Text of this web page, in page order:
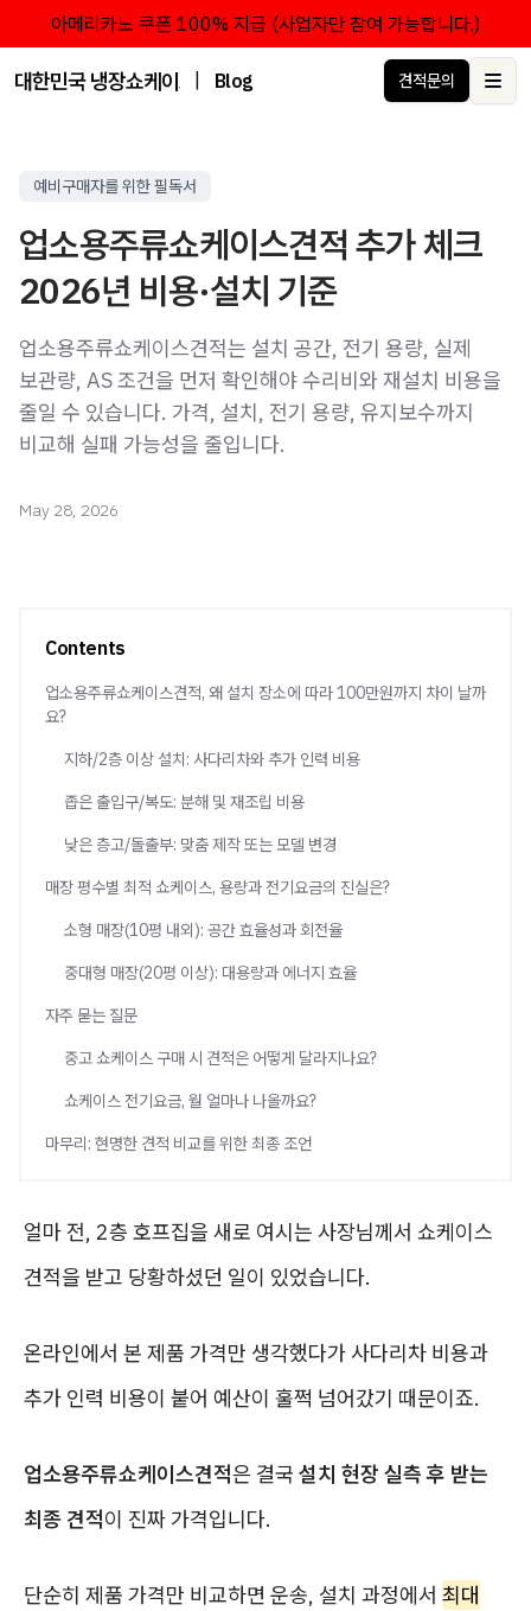
아메리카노 쿠폰 100% 지급 (사업자만 참여 가능합니다.)
대한민국 냉장쇼케이스 점유율 1위 브랜드 한성쇼케이스
Blog 견적문의
예비구매자를 위한 필독서
업소용주류쇼케이스견적 추가 체크
2026년 비용·설치 기준
업소용주류쇼케이스견적는 설치 공간, 전기 용량, 실제
보관량, AS 조건을 먼저 확인해야 수리비와 재설치 비용을
줄일 수 있습니다. 가격, 설치, 전기 용량, 유지보수까지
비교해 실패 가능성을 줄입니다.
May 28, 2026
Contents
업소용주류쇼케이스견적, 왜 설치 장소에 따라 100만원까지 차이 날까
요?
지하/2층 이상 설치: 사다리차와 추가 인력 비용
좁은 출입구/복도: 분해 및 재조립 비용
낮은 층고/돌출부: 맞춤 제작 또는 모델 변경
매장 평수별 최적 쇼케이스, 용량과 전기요금의 진실은?
소형 매장(10평 내외): 공간 효율성과 회전율
중대형 매장(20평 이상): 대용량과 에너지 효율
자주 묻는 질문
중고 쇼케이스 구매 시 견적은 어떻게 달라지나요?
쇼케이스 전기요금, 월 얼마나 나올까요?
마무리: 현명한 견적 비교를 위한 최종 조언
얼마 전, 2층 호프집을 새로 여시는 사장님께서 쇼케이스
견적을 받고 당황하셨던 일이 있었습니다.
온라인에서 본 제품 가격만 생각했다가 사다리차 비용과
추가 인력 비용이 붙어 예산이 훌쩍 넘어갔기 때문이죠.
업소용주류쇼케이스견적은 결국 설치 현장 실측 후 받는
최종 견적이 진짜 가격입니다.
단순히 제품 가격만 비교하면 운송, 설치 과정에서 최대